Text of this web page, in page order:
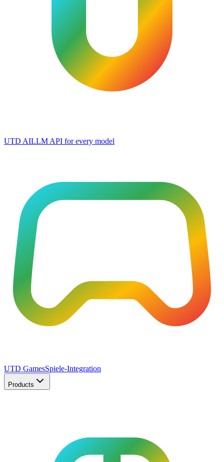
UTD AILLM API for every model
UTD GamesSpiele-Integration
Products